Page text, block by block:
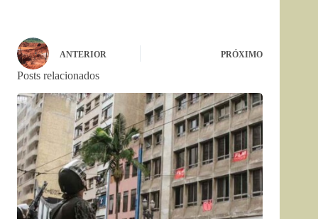
ANTERIOR PRÓXIMO
Posts relacionados